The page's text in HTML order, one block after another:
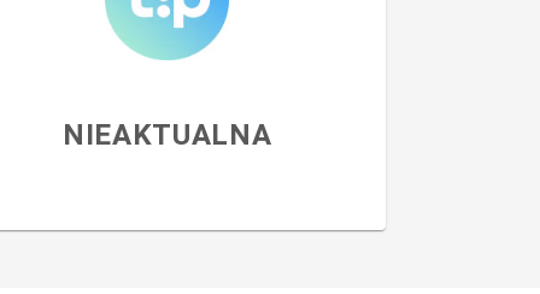
NIEAKTUALNA